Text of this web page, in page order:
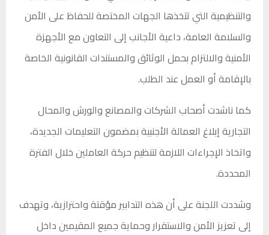
والتنظيمية التي تتخذها الجهات المختصة للحفاظ على الأمن
والسلامة العامة، داعية الأجانب إلى التعاون مع الأجهزة
الأمنية والالتزام بحمل الوثائق والمستندات القانونية الخاصة
بالإقامة أو العمل عند الطلب.
كما ناشدت أصحاب الشركات والمصانع والورش والمحال
التجارية إبلاغ العمالة الأجنبية بمضمون التعليمات الجديدة،
واتخاذ الإجراءات اللازمة لتنظيم حركة العاملين خلال الفترة
المحددة.
وشددت اللجنة على أن هذه التدابير مؤقتة واحترازية، وتهدف
إلى تعزيز الأمن والاستقرار وحماية جميع المقيمين داخل